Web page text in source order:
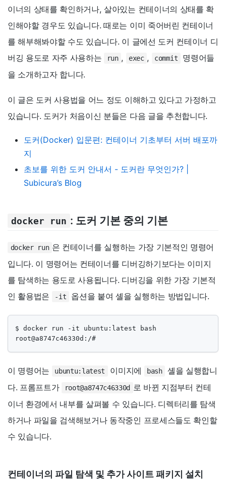
이너의 상태를 확인하거나, 살아있는 컨테이너의 상태를 확
인해야할 경우도 있습니다. 때로는 이미 죽어버린 컨테이너
를 해부해봐야할 수도 있습니다. 이 글에선 도커 컨테이너 디
버깅 용도로 자주 사용하는
run , exec , commit
명령어들
을 소개하고자 합니다.
이 글은 도커 사용법을 어느 정도 이해하고 있다고 가정하고
있습니다. 도커가 처음이신 분들은 다음 글을 추천합니다.
도커(Docker) 입문편: 컨테이너 기초부터 서버 배포까
지
초보를 위한 도커 안내서 - 도커란 무엇인가? |
Subicura’s Blog
docker run : 도커 기본 중의 기본
docker run 은 컨테이너를 실행하는 가장 기본적인 명령어
입니다. 이 명령어는 컨테이너를 디버깅하기보다는 이미지
를 탐색하는 용도로 사용됩니다. 디버깅을 위한 가장 기본적
인 활용법은
-it 옵션을 붙여 셸을 실행하는 방법입니다.
$ docker run -it ubuntu:latest bash
root@a8747c46330d:/#
이 명령어는 ubuntu:latest 이미지에 bash
셸을 실행합니
다. 프롬프트가
root@a8747c46330d 로 바뀐 지점부터 컨테
이너 환경에서 내부를 살펴볼 수 있습니다. 디렉터리를 탐색
하거나 파일을 검색해보거나 동작중인 프로세스들도 확인할
수 있습니다.
컨테이너의 파일 탐색 및 추가 사이트 패키지 설치